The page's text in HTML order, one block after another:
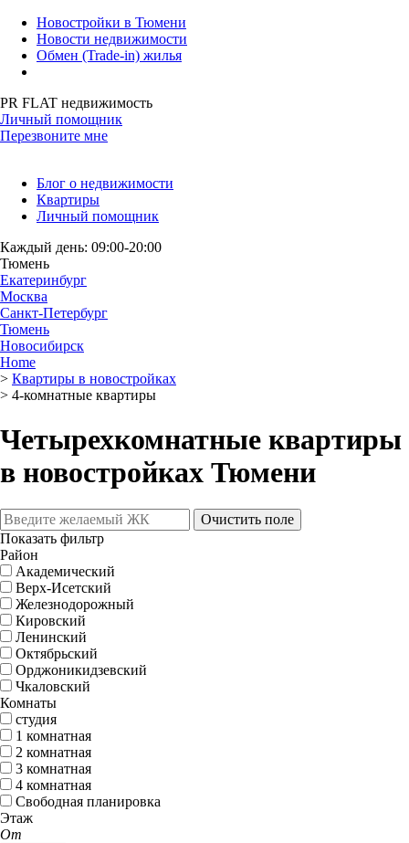
Новостройки в Тюмени
Новости недвижимости
Обмен (Trade-in) жилья
PR FLAT недвижимость
Личный помощник
Перезвоните мне
Блог о недвижимости
Квартиры
Личный помощник
Каждый день: 09:00-20:00
Тюмень
Екатеринбург
Москва
Санкт-Петербург
Тюмень
Новосибирск
Home
> Квартиры в новостройках
> 4-комнатные квартиры
Четырехкомнатные квартиры
в новостройках Тюмени
Очистить поле
Показать фильтр
Район
Академический
Верх-Исетский
Железнодорожный
Кировский
Ленинский
Октябрьский
Орджоникидзевский
Чкаловский
Комнаты
студия
1 комнатная
2 комнатная
3 комнатная
4 комнатная
Свободная планировка
Этаж
От